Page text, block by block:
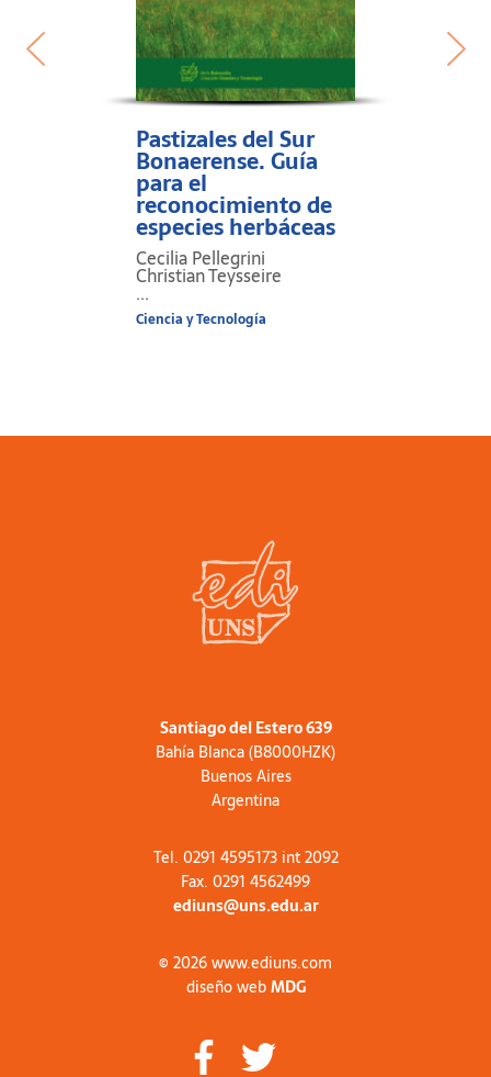
Pastizales del Sur
Bonaerense. Guía
para el
reconocimiento de
especies herbáceas
Cecilia Pellegrini
Christian Teysseire
...
Ciencia y Tecnología
Santiago del Estero 639
Bahía Blanca (B8000HZK)
Buenos Aires
Argentina
Tel. 0291 4595173 int 2092
Fax. 0291 4562499
ediuns@uns.edu.ar
© 2026 www.ediuns.com
diseño webMDG